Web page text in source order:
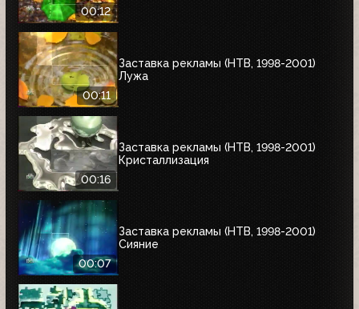
00:12
00:11
Заставка рекламы (НТВ, 1998-2001)
Лужа
00:16
Заставка рекламы (НТВ, 1998-2001)
Кристаллизация
00:07
Заставка рекламы (НТВ, 1998-2001)
Сияние